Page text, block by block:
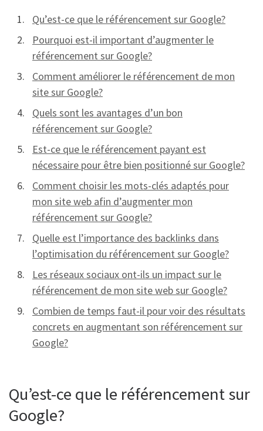
Qu’est-ce que le référencement sur Google?
Pourquoi est-il important d’augmenter le
référencement sur Google?
Comment améliorer le référencement de mon
site sur Google?
Quels sont les avantages d’un bon
référencement sur Google?
Est-ce que le référencement payant est
nécessaire pour être bien positionné sur Google?
Comment choisir les mots-clés adaptés pour
mon site web afin d’augmenter mon
référencement sur Google?
Quelle est l’importance des backlinks dans
l’optimisation du référencement sur Google?
Les réseaux sociaux ont-ils un impact sur le
référencement de mon site web sur Google?
Combien de temps faut-il pour voir des résultats
concrets en augmentant son référencement sur
Google?
Qu’est-ce que le référencement sur
Google?